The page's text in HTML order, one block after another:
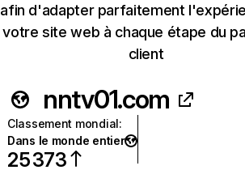
afin d'adapter parfaitement
votre site web à chaque étape du
client
nntv01.com
Classement mondial:
Dans le monde entier
25 373